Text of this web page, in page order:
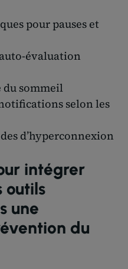
pour pauses et
évaluation
du sommeil
selon les
d’hyperconnexion
intégrer
outils
une
du